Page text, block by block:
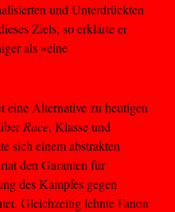
und Unterdrückten
Ziels, so erklärte er
als »eine
eine Alternative zu heutigen
Race, Klasse und
sich einem abstrakten
den Garanten für
des Kampfes gegen
Gleichzeitig lehnte Fanon